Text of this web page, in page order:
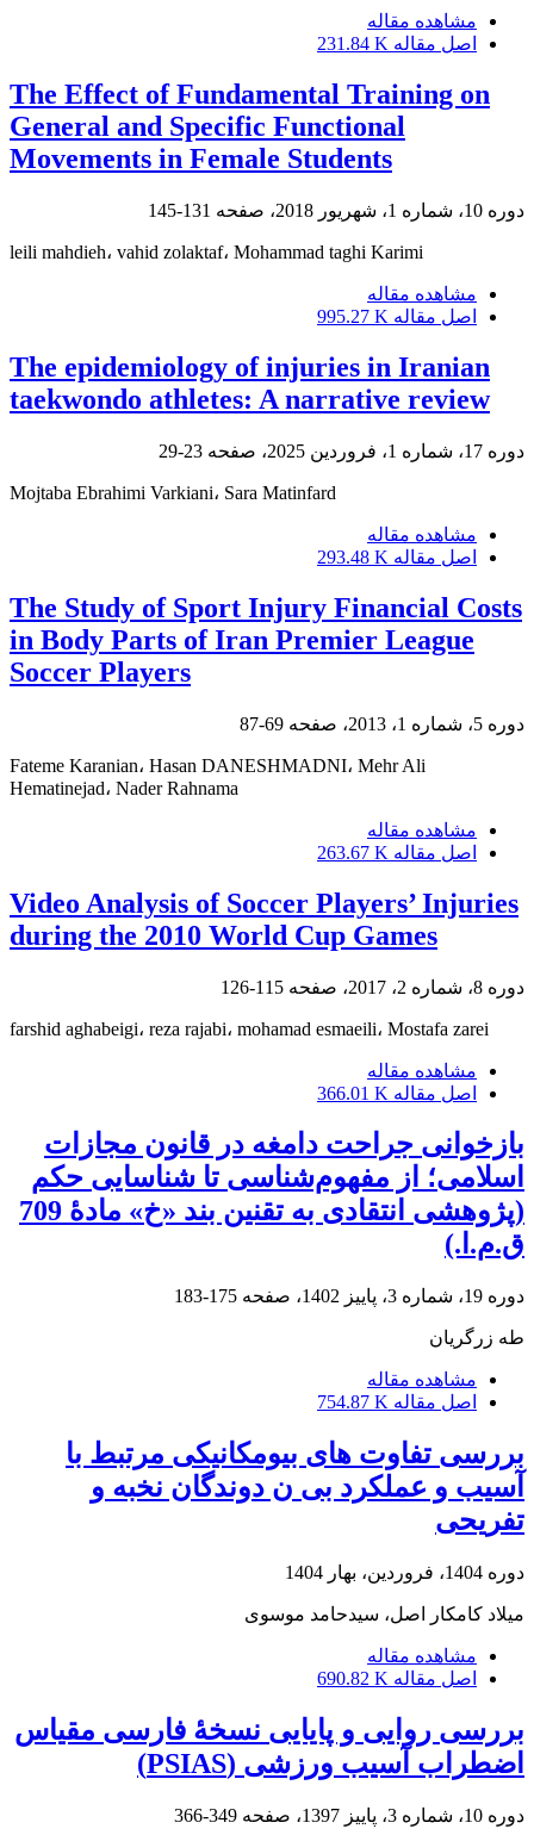
مشاهده مقاله
اصل مقاله 231.84 K
The Effect of Fundamental Training on
General and Specific Functional
Movements in Female Students
دوره 10، شماره 1، شهریور 2018، صفحه 131-145
leili mahdieh، vahid zolaktaf، Mohammad taghi Karimi
مشاهده مقاله
اصل مقاله 995.27 K
The epidemiology of injuries in Iranian
taekwondo athletes: A narrative review
دوره 17، شماره 1، فروردین 2025، صفحه 23-29
Mojtaba Ebrahimi Varkiani، Sara Matinfard
مشاهده مقاله
اصل مقاله 293.48 K
The Study of Sport Injury Financial Costs
in Body Parts of Iran Premier League
Soccer Players
دوره 5، شماره 1، 2013، صفحه 69-87
Fateme Karanian، Hasan DANESHMADNI، Mehr Ali
Hematinejad، Nader Rahnama
مشاهده مقاله
اصل مقاله 263.67 K
Video Analysis of Soccer Players’ Injuries
during the 2010 World Cup Games
دوره 8، شماره 2، 2017، صفحه 115-126
farshid aghabeigi، reza rajabi، mohamad esmaeili، Mostafa zarei
مشاهده مقاله
اصل مقاله 366.01 K
بازخوانی جراحت دامغه در قانون مجازات
اسلامی؛ از مفهوم‌شناسی تا شناسایی حکم
(پژوهشی انتقادی به تقنین بند «خ» مادۀ 709
ق.م.ا.)
دوره 19، شماره 3، پاییز 1402، صفحه 175-183
طه زرگریان
مشاهده مقاله
اصل مقاله 754.87 K
بررسی تفاوت های بیومکانیکی مرتبط با
آسیب و عملکرد بی ن دوندگان نخبه و
تفریحی
دوره 1404، فروردین، بهار 1404
میلاد کامکار اصل، سیدحامد موسوی
مشاهده مقاله
اصل مقاله 690.82 K
بررسی روایی و پایایی نسخۀ فارسی مقیاس
اضطراب آسیب ورزشی (PSIAS)
دوره 10، شماره 3، پاییز 1397، صفحه 349-366